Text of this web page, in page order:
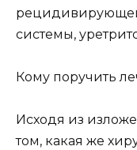
системы,
Кому поручить
Исходя из
том, какая же